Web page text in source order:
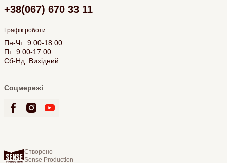
+38(067) 670 33 11
Графік роботи
Пн-Чт: 9:00-18:00
Пт: 9:00-17:00
Сб-Нд: Вихідний
Соцмережі
Створено
Sense Production